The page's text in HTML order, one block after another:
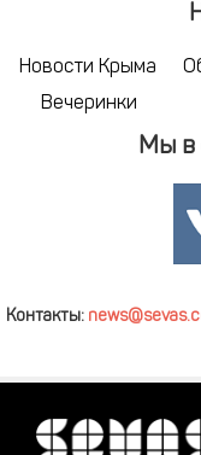
Новости Крыма
Вечеринки
Мы в
Контакты: